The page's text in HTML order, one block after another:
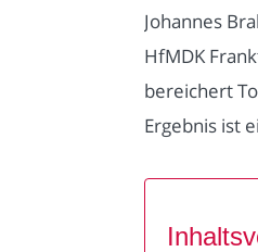
Johannes
HfMDK
bereichert
Ergebnis ist